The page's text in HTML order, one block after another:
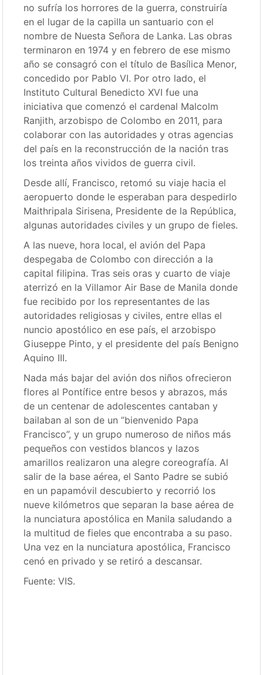
no sufría los horrores de la guerra, construiría
en el lugar de la capilla un santuario con el
nombre de Nuesta Señora de Lanka. Las obras
terminaron en 1974 y en febrero de ese mismo
año se consagró con el título de Basílica Menor,
concedido por Pablo VI. Por otro lado, el
Instituto Cultural Benedicto XVI fue una
iniciativa que comenzó el cardenal Malcolm
Ranjith, arzobispo de Colombo en 2011, para
colaborar con las autoridades y otras agencias
del país en la reconstrucción de la nación tras
los treinta años vividos de guerra civil.
Desde allí, Francisco, retomó su viaje hacia el
aeropuerto donde le esperaban para despedirlo
Maithripala Sirisena, Presidente de la República,
algunas autoridades civiles y un grupo de fieles.
A las nueve, hora local, el avión del Papa
despegaba de Colombo con dirección a la
capital filipina. Tras seis oras y cuarto de viaje
aterrizó en la Villamor Air Base de Manila donde
fue recibido por los representantes de las
autoridades religiosas y civiles, entre ellas el
nuncio apostólico en ese país, el arzobispo
Giuseppe Pinto, y el presidente del país Benigno
Aquino III.
Nada más bajar del avión dos niños ofrecieron
flores al Pontífice entre besos y abrazos, más
de un centenar de adolescentes cantaban y
bailaban al son de un ”bienvenido Papa
Francisco”, y un grupo numeroso de niños más
pequeños con vestidos blancos y lazos
amarillos realizaron una alegre coreografía. Al
salir de la base aérea, el Santo Padre se subió
en un papamóvil descubierto y recorrió los
nueve kilómetros que separan la base aérea de
la nunciatura apostólica en Manila saludando a
la multitud de fieles que encontraba a su paso.
Una vez en la nunciatura apostólica, Francisco
cenó en privado y se retiró a descansar.
Fuente: VIS.